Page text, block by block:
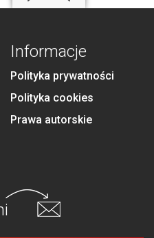
Informacje
Polityka prywatności
Polityka cookies
Prawa autorskie